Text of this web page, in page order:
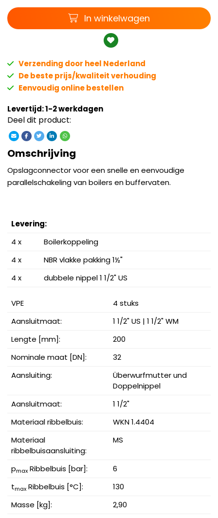
Winkelwagen
In winkelwagen
Verzending door heel Nederland
De beste prijs/kwaliteit verhouding
Eenvoudig online bestellen
Levertijd: 1-2 werkdagen
Deel dit product:
Omschrijving
Opslagconnector voor een snelle en eenvoudige
parallelschakeling van boilers en buffervaten.
Levering:
4 x
Boilerkoppeling
4 x
NBR vlakke pakking 1½"
4 x
dubbele nippel 1 1/2" US
VPE
4 stuks
Aansluitmaat:
1 1/2" US | 1 1/2" WM
Lengte [mm]:
200
Nominale maat [DN]:
32
Aansluiting:
Überwurfmutter und
Doppelnippel
Aansluitmaat:
1 1/2"
Materiaal ribbelbuis:
WKN 1.4404
Materiaal
ribbelbuisaansluiting:
MS
pmaxRibbelbuis [bar]:
6
tmaxRibbelbuis [°C]:
130
Masse [kg]:
2,90